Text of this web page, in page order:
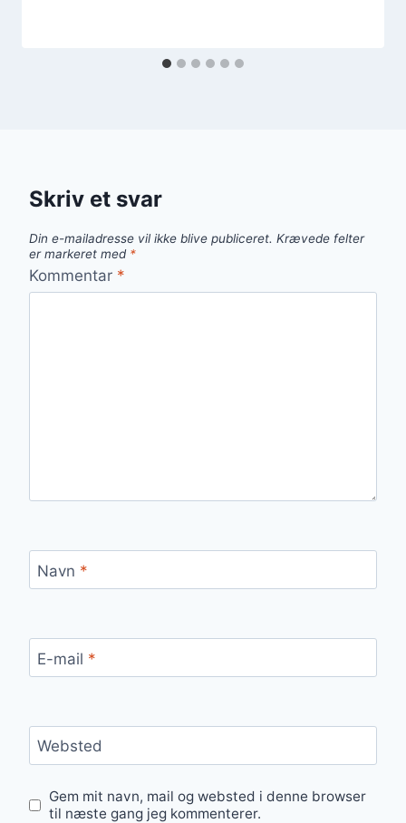
Skriv et svar
Din e-mailadresse vil ikke blive publiceret. Krævede felter
er markeret med *
Kommentar *
Navn *
E-mail *
Websted
Gem mit navn, mail og websted i denne browser
til næste gang jeg kommenterer.